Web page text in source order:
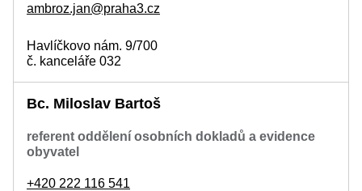
ambroz.jan@praha3.cz
Havlíčkovo nám. 9/700
č. kanceláře 032
Bc. Miloslav Bartoš
referent oddělení osobních dokladů a evidence
obyvatel
+420 222 116 541